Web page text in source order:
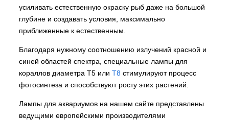
усиливать естественную окраску рыб даже на большой
глубине и создавать условия, максимально
приближенные к естественным.
Благодаря нужному соотношению излучений красной и
синей областей спектра, специальные лампы для
кораллов диаметра Т5 или Т8 стимулируют процесс
фотосинтеза и способствуют росту этих растений.
Лампы для аквариумов на нашем сайте представлены
ведущими европейскими производителями